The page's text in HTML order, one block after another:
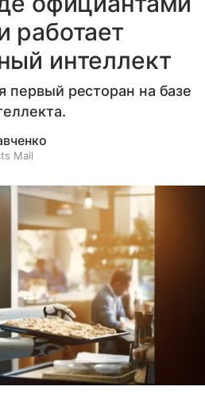
работает
интеллект
первый ресторан на базе
Mail